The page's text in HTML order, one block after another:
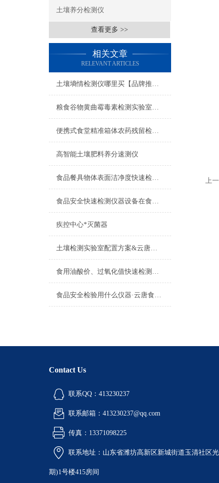
土壤养分检测仪
查看更多 >>
相关文章
RELEVANT ARTICLES
土壤墒情检测仪哪里买【品牌推荐】甄选土壤墒情检测仪
粮食谷物黄曲霉毒素检测实验室配套仪器设备咨询云唐全套实验室配置方案
便携式食堂精准箱体农药残留检测仪【云唐】食堂用农药残留检测箱仪器设备
高智能土壤肥料养分速测仪
食品餐具物体表面洁净度快速检测仪国产厂家推荐云唐食品餐具表面洁净检测仪
食品安全快速检测仪器设备在食品快检市场上具有哪些优势？
疾控中心*灭菌器
土壤检测实验室配置方案&云唐方案推荐&土壤检测实验室配置设备
食用油酸价、过氧化值快速检测仪@云唐精选食用油酸价、过氧化值快速检测仪
食品安全检验用什么仪器·云唐食品安全检验仪器
上
Contact Us
联系QQ：413230237
联系邮箱：413230237@qq.com
传真：13371098225
联系地址：山东省潍坊高新区新城街道玉清社区
期)1号楼415房间